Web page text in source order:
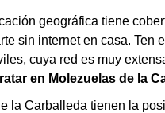
geográfica tiene
sin internet en casa. Ten
cuya red es muy
en Molezuelas de la
la Carballeda tienen la